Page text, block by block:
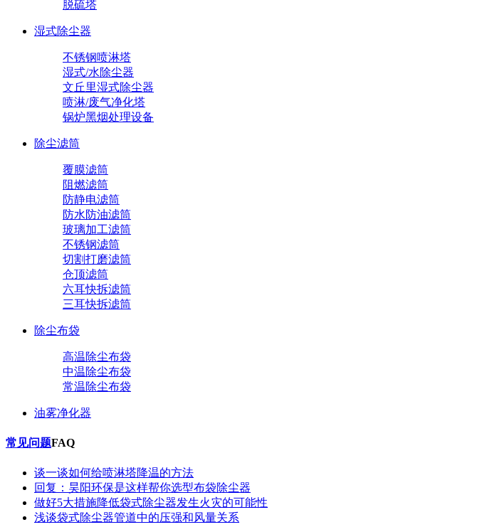
脱硫塔
湿式除尘器
不锈钢喷淋塔
湿式/水除尘器
文丘里湿式除尘器
喷淋/废气净化塔
锅炉黑烟处理设备
除尘滤筒
覆膜滤筒
阻燃滤筒
防静电滤筒
防水防油滤筒
玻璃加工滤筒
不锈钢滤筒
切割打磨滤筒
仓顶滤筒
六耳快拆滤筒
三耳快拆滤筒
除尘布袋
高温除尘布袋
中温除尘布袋
常温除尘布袋
油雾净化器
常见问题FAQ
谈一谈如何给喷淋塔降温的方法
回复：昊阳环保是这样帮你选型布袋除尘器
做好5大措施降低袋式除尘器发生火灾的可能性
浅谈袋式除尘器管道中的压强和风量关系